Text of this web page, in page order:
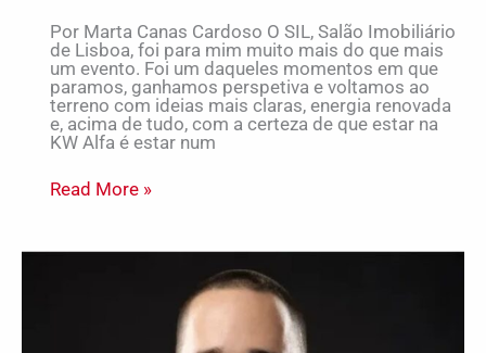
Por Marta Canas Cardoso O SIL, Salão Imobiliário
de Lisboa, foi para mim muito mais do que mais
um evento. Foi um daqueles momentos em que
paramos, ganhamos perspetiva e voltamos ao
terreno com ideias mais claras, energia renovada
e, acima de tudo, com a certeza de que estar na
KW Alfa é estar num
Read More »
Capper’s